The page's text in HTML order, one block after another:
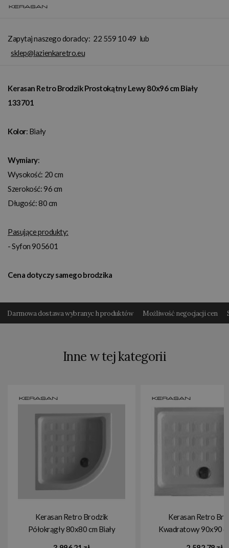
Zapytaj naszego doradcy: 22 559 10 49 lub
sklep@lazienkaretro.eu
Kerasan Retro Brodzik Prostokątny Lewy 80x96 cm Biały
133701
Kolor: Biały
Wymiary:
Wysokość: 20 cm
Szerokość: 96 cm
Długość: 80 cm
Pasujące produkty:
- Syfon 905601
Cena dotyczy samego brodzika
Darmowa dostawa wybranyc h produktów Możliwość negocjacji cen
Inne w tej kategorii
Kerasan Retro Brodzik
Półokrągły 80x80 cm Biały
Kerasan Retro
Kwadratowy 90x90